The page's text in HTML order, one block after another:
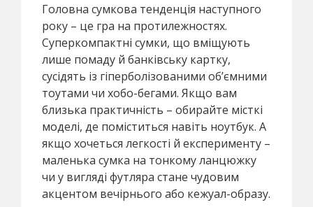
Головна сумкова тенденція наступного
року – це гра на протилежностях.
Суперкомпактні сумки, що вміщують
лише помаду й банківську картку,
сусідять із гіперболізованими об’ємними
тоутами чи хобо-бегами. Якщо вам
близька практичність – обирайте місткі
моделі, де поміститься навіть ноутбук. А
якщо хочеться легкості й експерименту –
маленька сумка на тонкому ланцюжку
чи у вигляді футляра стане чудовим
акцентом вечірнього або кежуал-образу.